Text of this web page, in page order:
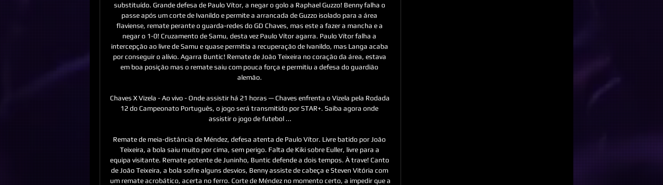
substituído. Grande defesa de Paulo Vítor, a negar o golo a Raphael Guzzo! Benny falha o
passe após um corte de Ivanildo e permite a arrancada de Guzzo isolado para a área
flaviense, remate perante o guarda-redes do GD Chaves, mas este a fazer a mancha e a
negar o 1-0! Cruzamento de Samu, desta vez Paulo Vítor agarra. Paulo Vítor falha a
intercepção ao livre de Samu e quase permitia a recuperação de Ivanildo, mas Langa acaba
por conseguir o alívio. Agarra Buntic! Remate de João Teixeira no coração da área, estava
em boa posição mas o remate saiu com pouca força e permitiu a defesa do guardião
alemão.
Chaves X Vizela - Ao vivo - Onde assistir há 21 horas — Chaves enfrenta o Vizela pela Rodada
12 do Campeonato Português, o jogo será transmitido por STAR+. Saiba agora onde
assistir o jogo de futebol ...
Remate de meia-distância de Méndez, defesa atenta de Paulo Vítor. Livre batido por João
Teixeira, a bola saiu muito por cima, sem perigo. Falta de Kiki sobre Euller, livre para a
equipa visitante. Remate potente de Juninho, Buntic defende a dois tempos. À trave! Canto
de João Teixeira, a bola sofre alguns desvios, Benny assiste de cabeça e Steven Vitória com
um remate acrobático, acerta no ferro. Corte de Méndez no momento certo, a impedir que a